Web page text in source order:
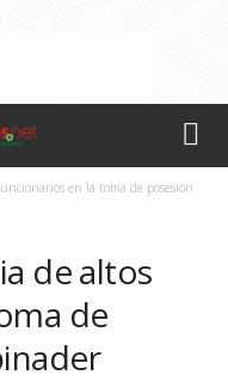
en la toma de posesión
de altos
de